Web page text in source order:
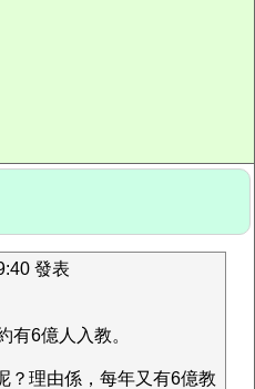
發表
有6億人入教。
？理由係，每年又有6億教